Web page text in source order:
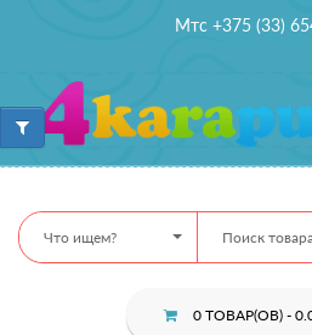
Мтс +375 (33)
Что ищем?
0 ТОВАР(ОВ) -